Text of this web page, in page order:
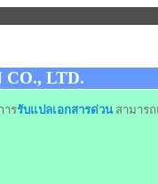
LTD.
ารรับแปลเอกสารด่วน สามาร